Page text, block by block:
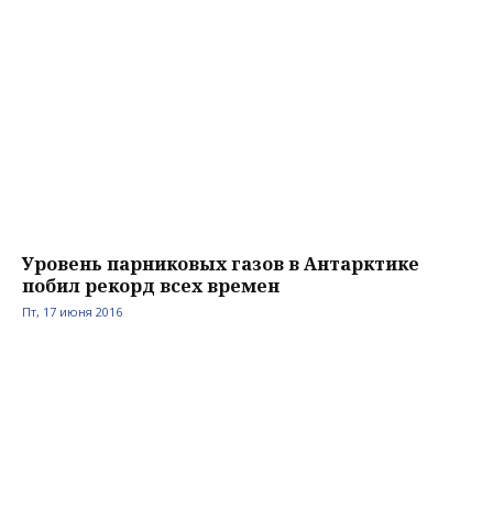
Уровень парниковых газов в Антарктике
побил рекорд всех времен
Пт, 17 июня 2016